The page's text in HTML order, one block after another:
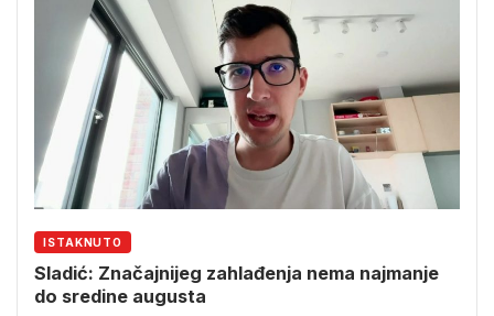
ISTAKNUTO
Sladić: Značajnijeg zahlađenja nema najmanje
do sredine augusta